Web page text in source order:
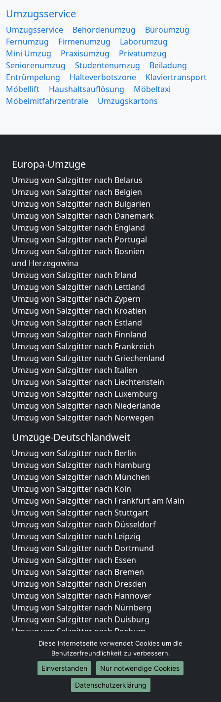
Umzugsservice
Umzugsservice Behördenumzug
Büroumzug
Fernumzug
Firmenumzug
Laborumzug
Mini Umzug
Praxisumzug
Privatumzug
Seniorenumzug
Studentenumzug
Beiladung
Entrümpelung
Halteverbotszone
Klaviertransport
Möbellift
Haushaltsauflösung
Möbeltaxi
Möbelmitfahrzentrale
Umzugskartons
Europa-Umzüge
Umzug von Salzgitter nach Belarus
Umzug von Salzgitter nach Belgien
Umzug von Salzgitter nach Bulgarien
Umzug von Salzgitter nach Dänemark
Umzug von Salzgitter nach England
Umzug von Salzgitter nach Portugal
Umzug von Salzgitter nach Bosnien
und Herzegowina
Umzug von Salzgitter nach Irland
Umzug von Salzgitter nach Lettland
Umzug von Salzgitter nach Zypern
Umzug von Salzgitter nach Kroatien
Umzug von Salzgitter nach Estland
Umzug von Salzgitter nach Finnland
Umzug von Salzgitter nach Frankreich
Umzug von Salzgitter nach Griechenland
Umzug von Salzgitter nach Italien
Umzug von Salzgitter nach Liechtenstein
Umzug von Salzgitter nach Luxemburg
Umzug von Salzgitter nach Niederlande
Umzug von Salzgitter nach Norwegen
Umzüge-Deutschlandweit
Umzug von Salzgitter nach Berlin
Umzug von Salzgitter nach Hamburg
Umzug von Salzgitter nach München
Umzug von Salzgitter nach Köln
Umzug von Salzgitter nach Frankfurt am Main
Umzug von Salzgitter nach Stuttgart
Umzug von Salzgitter nach Düsseldorf
Umzug von Salzgitter nach Leipzig
Umzug von Salzgitter nach Dortmund
Umzug von Salzgitter nach Essen
Umzug von Salzgitter nach Bremen
Umzug von Salzgitter nach Dresden
Umzug von Salzgitter nach Hannover
Umzug von Salzgitter nach Nürnberg
Umzug von Salzgitter nach Duisburg
Umzug von Salzgitter nach Bochum
Umzug von Salzgitter nach Wuppertal
Umzug von Salzgitter nach Bielefeld
Umzug von Salzgitter nach Bonn
Umzug von Salzgitter nach Münster
Diese Internetseite verwendet Cookies um die
Benutzerfreundlichkeit zu verbessern.
Einverstanden
Nur notwendige Cookies
Datenschutzerklärung